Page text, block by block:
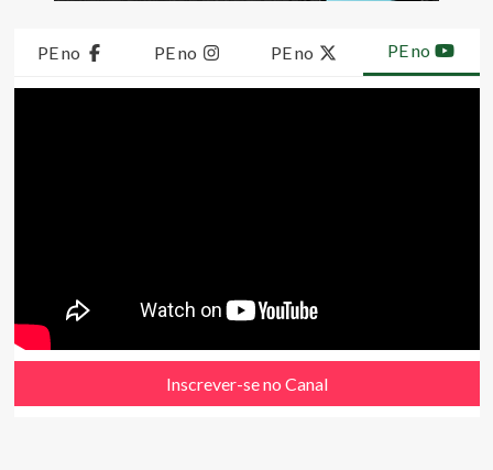
PE no PE no PE no PE no
Inscrever-se no Canal